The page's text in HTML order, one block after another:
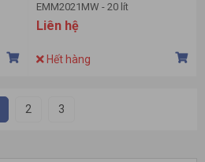
EMM2021MW - 20 lít
Liên hệ
Hết hàng
2 3